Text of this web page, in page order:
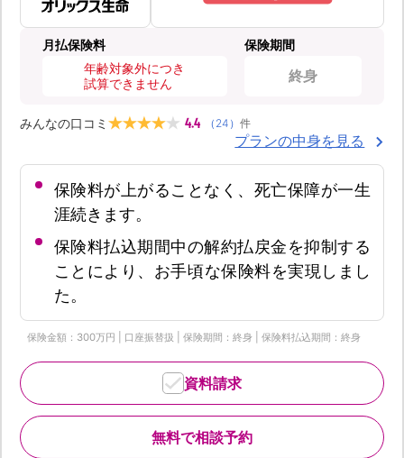
月払保険料
年齢対象外につき
試算できません
保険期間
終身
みんなの口コミ 4.4 （ 24 ） 件
プランの中身を見る
保険料が上がることなく、死亡保障が一生
涯続きます。
保険料払込期間中の解約払戻金を抑制する
ことにより、お手頃な保険料を実現しまし
た。
保険金額：300万円 | 口座振替扱 | 保険期間：終身 | 保険料払込期間：終身
無料で相談予約
資料請求